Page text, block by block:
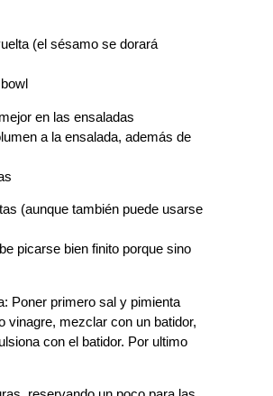
(el sésamo se dorará
en las ensaladas
a la ensalada, además de
(aunque también puede usarse
picarse bien finito porque sino
Poner primero sal y pimienta
vinagre, mezclar con un batidor,
con el batidor. Por ultimo